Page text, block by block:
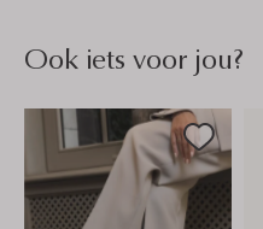
Ook iets voor jou?